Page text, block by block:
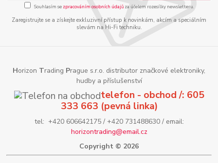
Souhlasím se zpracováním osobních údajůza účelem rozesílky newsletteru.
Zaregistrujte se a získejte exkluzivní přístup k novinkám, akcím a speciálním
slevám na Hi-Fi techniku.
Horizon Trading Prague s.r.o. distributor značkové elektroniky,
hudby a příslušenství
telefon - obchod /: 605
333 663 (pevná linka)
tel: +420 606642175 / +420 731488630 / email:
horizontrading@email.cz
Copyright © 2026